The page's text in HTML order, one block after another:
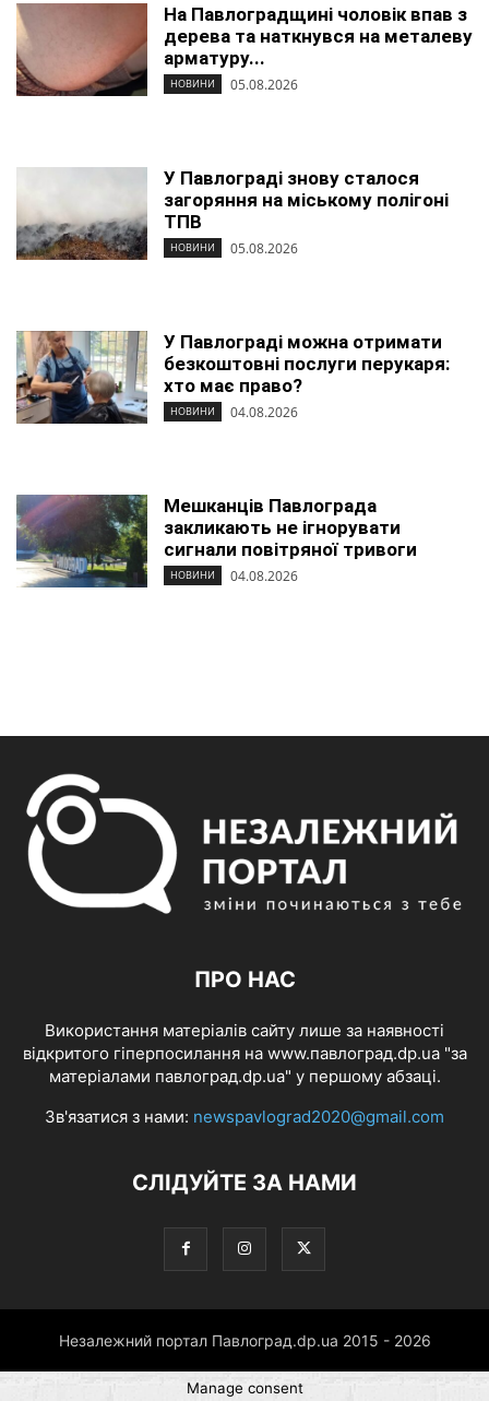
На Павлоградщині чоловік впав з
дерева та наткнувся на металеву
арматуру...
НОВИНИ 05.08.2026
У Павлограді знову сталося
загоряння на міському полігоні
ТПВ
НОВИНИ 05.08.2026
У Павлограді можна отримати
безкоштовні послуги перукаря:
хто має право?
НОВИНИ 04.08.2026
Мешканців Павлограда
закликають не ігнорувати
сигнали повітряної тривоги
НОВИНИ 04.08.2026
ПРО НАС
Використання матеріалів сайту лише за наявності
відкритого гіперпосилання на www.павлоград.dp.ua "за
матеріалами павлоград.dp.ua" у першому абзаці.
Зв'язатися з нами: newspavlograd2020@gmail.com
СЛІДУЙТЕ ЗА НАМИ
Незалежний портал Павлоград.dp.ua 2015 - 2026
Manage consent